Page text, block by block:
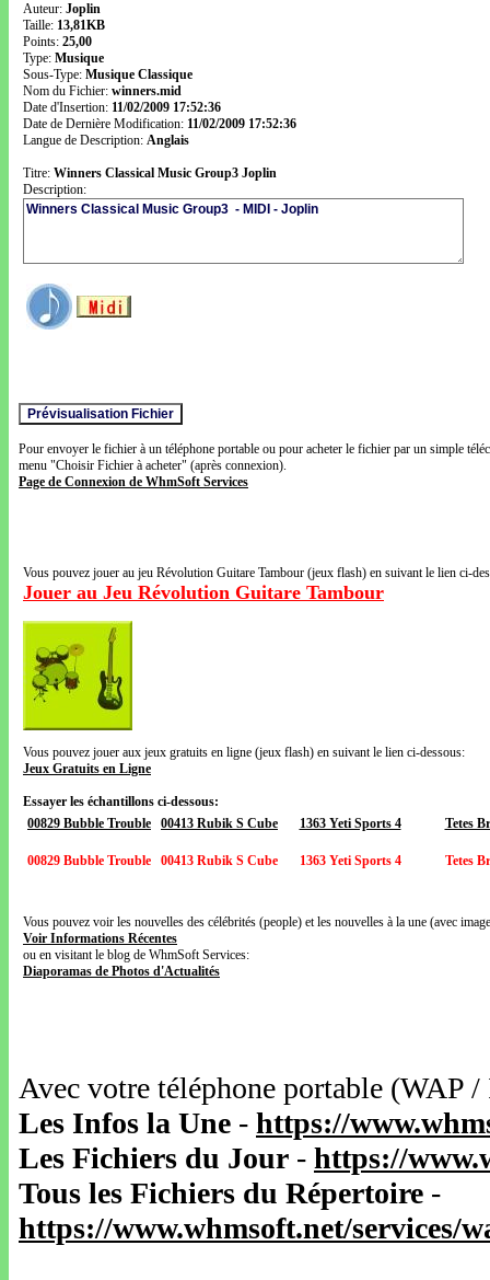
Auteur: Joplin
Taille: 13,81KB
Points: 25,00
Type: Musique
Sous-Type: Musique Classique
Nom du Fichier: winners.mid
Date d'Insertion: 11/02/2009 17:52:36
Date de Dernière Modification: 11/02/2009 17:52:36
Langue de Description: Anglais
Titre: Winners Classical Music Group3 Joplin
Description:
Pour envoyer le fichier à un téléphone portable ou pour acheter le fichier par un simple
menu "Choisir Fichier à acheter" (après connexion).
Page de Connexion de WhmSoft Services
Vous pouvez jouer au jeu Révolution Guitare Tambour (jeux flash) en suivant le lien ci-
Jouer au Jeu Révolution Guitare Tambour
Vous pouvez jouer aux jeux gratuits en ligne (jeux flash) en suivant le lien ci-dessous:
Jeux Gratuits en Ligne
Essayer les échantillons ci-dessous:
00829 Bubble Trouble
00413 Rubik S Cube 1363 Yeti Sports 4 Tetes
00829 Bubble Trouble 00413 Rubik S Cube 1363 Yeti Sports 4 Tetes
Vous pouvez voir les nouvelles des célébrités (people) et les nouvelles à la une (avec
Voir Informations Récentes
ou en visitant le blog de WhmSoft Services:
Diaporamas de Photos d'Actualités
Avec votre téléphone portable
Les Infos la Une - https://
Les Fichiers du Jour - https://
Tous les Fichiers du Répertoire -
https://www.whmsoft.net/services/